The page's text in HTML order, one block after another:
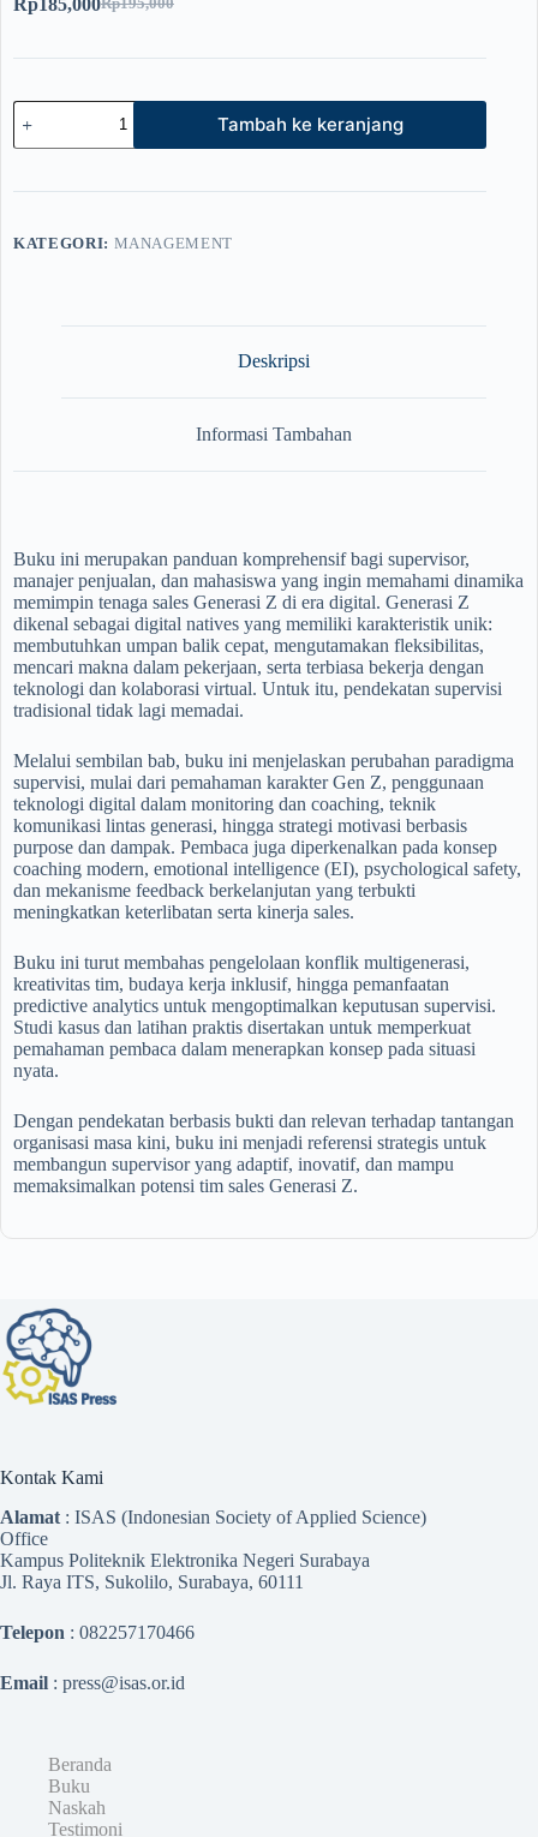
Rp195,000
Tambah ke keranjang
KATEGORI: MANAGEMENT
Deskripsi
Informasi Tambahan
Buku ini merupakan panduan komprehensif bagi supervisor,
manajer penjualan, dan mahasiswa yang ingin memahami dinamika
memimpin tenaga sales Generasi Z di era digital. Generasi Z
dikenal sebagai digital natives yang memiliki karakteristik unik:
membutuhkan umpan balik cepat, mengutamakan fleksibilitas,
mencari makna dalam pekerjaan, serta terbiasa bekerja dengan
teknologi dan kolaborasi virtual. Untuk itu, pendekatan supervisi
tradisional tidak lagi memadai.
Melalui sembilan bab, buku ini menjelaskan perubahan paradigma
supervisi, mulai dari pemahaman karakter Gen Z, penggunaan
teknologi digital dalam monitoring dan coaching, teknik
komunikasi lintas generasi, hingga strategi motivasi berbasis
purpose dan dampak. Pembaca juga diperkenalkan pada konsep
coaching modern, emotional intelligence (EI), psychological safety,
dan mekanisme feedback berkelanjutan yang terbukti
meningkatkan keterlibatan serta kinerja sales.
Buku ini turut membahas pengelolaan konflik multigenerasi,
kreativitas tim, budaya kerja inklusif, hingga pemanfaatan
predictive analytics untuk mengoptimalkan keputusan supervisi.
Studi kasus dan latihan praktis disertakan untuk memperkuat
pemahaman pembaca dalam menerapkan konsep pada situasi
nyata.
Dengan pendekatan berbasis bukti dan relevan terhadap tantangan
organisasi masa kini, buku ini menjadi referensi strategis untuk
membangun supervisor yang adaptif, inovatif, dan mampu
memaksimalkan potensi tim sales Generasi Z.
Kontak Kami
Alamat : ISAS (Indonesian Society of Applied Science)
Office
Kampus Politeknik Elektronika Negeri Surabaya
Jl. Raya ITS, Sukolilo, Surabaya, 60111
Telepon : 082257170466
Email : press@isas.or.id
Beranda
Buku
Naskah
Testimoni